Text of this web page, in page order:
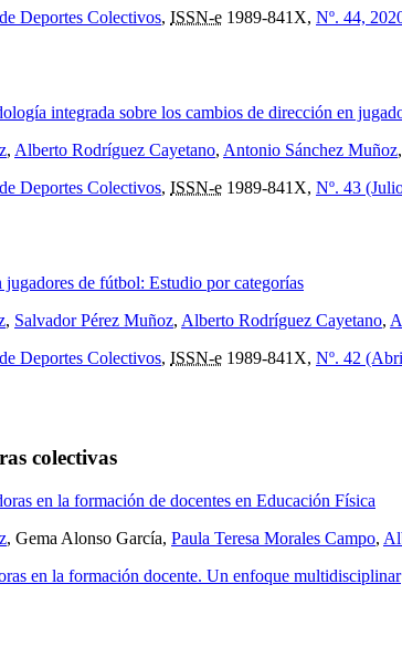
Deportes Colectivos, ISSN-e 1989-841X, Nº. 44,
integrada sobre los cambios de dirección en
, Alberto Rodríguez Cayetano, Antonio Sánchez Muñoz
Deportes Colectivos, ISSN-e 1989-841X, Nº. 43
de fútbol: Estudio por categorías
, Salvador Pérez Muñoz, Alberto Rodríguez Cayetano,
Deportes Colectivos, ISSN-e 1989-841X, Nº. 42
colectivas
en la formación de docentes en Educación Física
, Gema Alonso García, Paula Teresa Morales Campo,
en la formación docente. Un enfoque multidisciplinar